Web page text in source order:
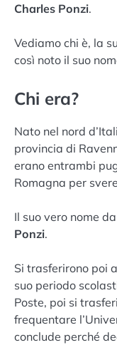
Charles Ponzi.
Vediamo chi è, la
così noto il suo
Chi era?
Nato nel nord
provincia di
erano entrambi
Romagna per
Il suo vero nome
Ponzi.
Si trasferirono poi
suo periodo
Poste, poi si
frequentare
conclude perché